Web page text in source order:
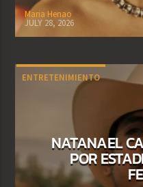
Maria Henao
JULY 28, 2026
ENTRETENIMIENTO
NATANAEL
POR